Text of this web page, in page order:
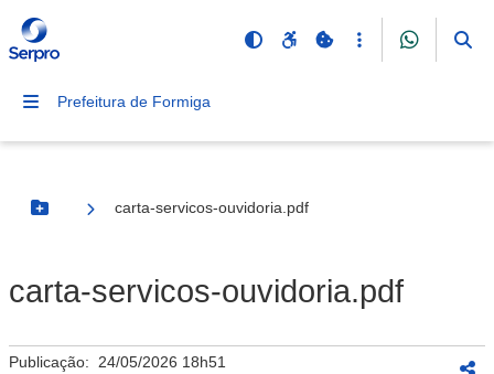
Prefeitura de Formiga
Botão Menu
carta-servicos-ouvidoria.pdf
carta-servicos-ouvidoria.pdf
Publicação: 24/05/2026 18h51